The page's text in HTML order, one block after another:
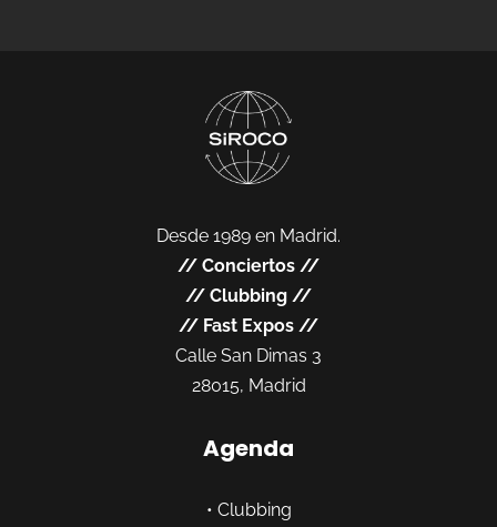
Desde 1989 en Madrid.
// Conciertos //
// Clubbing //
// Fast Expos //
Calle San Dimas 3
28015, Madrid
Agenda
• Clubbing